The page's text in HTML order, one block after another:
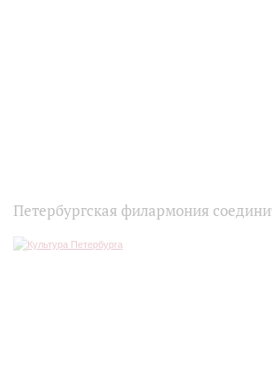
Петербургская филармония